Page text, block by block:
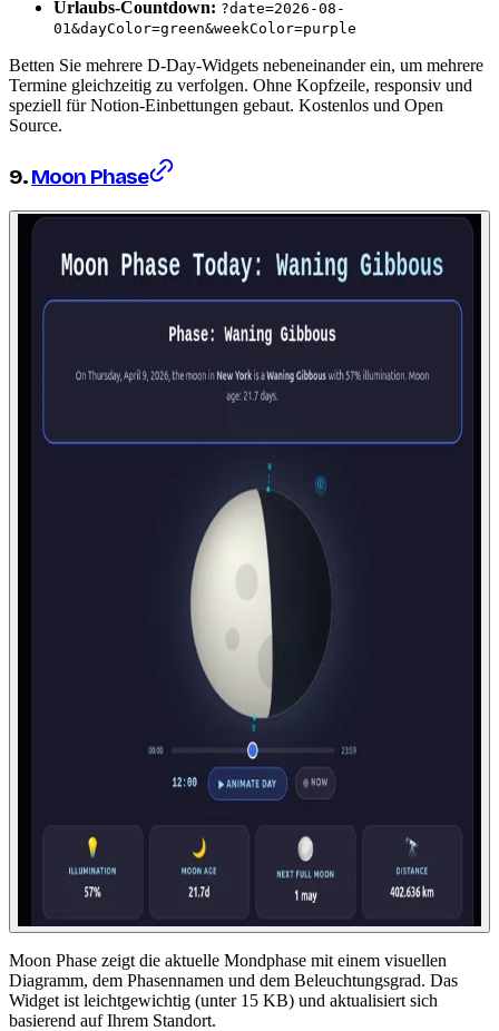
Urlaubs-Countdown: ?date=2026-08-
01&dayColor=green&weekColor=purple
Betten Sie mehrere D-Day-Widgets nebeneinander ein, um mehrere
Termine gleichzeitig zu verfolgen. Ohne Kopfzeile, responsiv und
speziell für Notion-Einbettungen gebaut. Kostenlos und Open
Source.
9.Moon Phase
Moon Phase zeigt die aktuelle Mondphase mit einem visuellen
Diagramm, dem Phasennamen und dem Beleuchtungsgrad. Das
Widget ist leichtgewichtig (unter 15 KB) und aktualisiert sich
basierend auf Ihrem Standort.